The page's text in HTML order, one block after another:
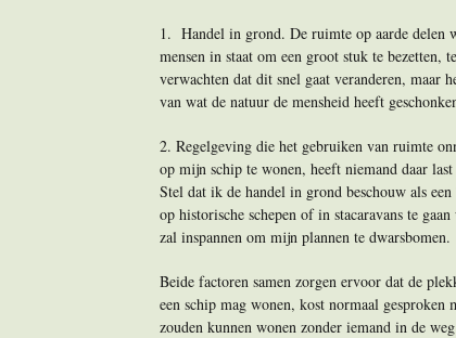
1. Handel in grond. De ruimte op aarde delen
mensen in staat om een groot stuk te bezetten,
verwachten dat dit snel gaat veranderen, maar
van wat de natuur de mensheid heeft
2. Regelgeving die het gebruiken van ruimte
op mijn schip te wonen, heeft niemand daar
Stel dat ik de handel in grond beschouw als
op historische schepen of in stacaravans te
zal inspannen om mijn plannen te dwarsbomen.
Beide factoren samen zorgen ervoor dat de
een schip mag wonen, kost normaal
zouden kunnen wonen zonder iemand in de